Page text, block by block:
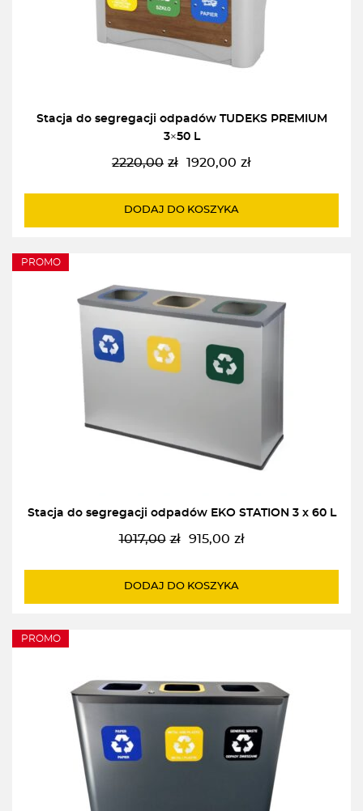
Stacja do segregacji odpadów TUDEKS PREMIUM
3×50 L
2220,00 zł
Pierwotna
wynosiła:
1920,00 zł
Aktualna
wynosi:
DODAJ DO KOSZYKA
PROMO
Stacja do segregacji odpadów EKO STATION 3 x 60 L
1017,00 zł
Pierwotna
wynosiła:
915,00 zł
Aktualna
wynosi:
DODAJ DO KOSZYKA
PROMO